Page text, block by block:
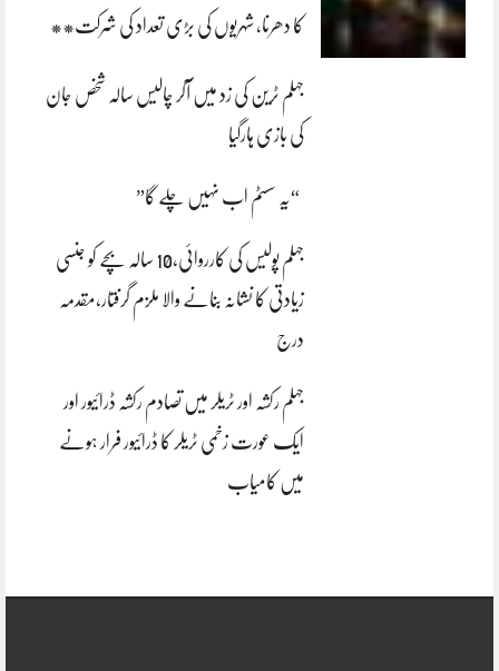
کا دھرنا، شہریوں کی بڑی تعداد کی شرکت**
جہلم ٹرین کی زد میں آکر چالیس سالہ شخص جان
کی بازی ہارگیا
“یہ سسٹم اب نہیں چلے گا”
جہلم پولیس کی کارروائی،10 سالہ بچے کو جنسی
زیادتی کا نشانہ بنانے والا ملزم گرفتار،مقدمہ
درج
جہلم رکشہ اور ٹریلر میں تصادم رکشہ ڈرائیور اور
ایک عورت زخمی ٹریلر کا ڈرائیور فرار ہونے
میں کامیاب